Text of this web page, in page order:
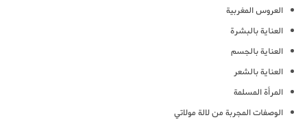
العروس المغربية
العناية بالبشرة
العناية بالجسم
العناية بالشعر
المرأة المسلمة
الوصفات المجربة من لالة مولاتي